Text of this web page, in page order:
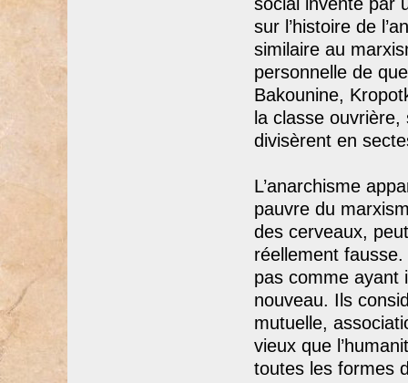
sur l’histoire de
similaire au
personnelle de
Bakounine,
la classe ouvrière,
divisèrent en
L’anarchisme
pauvre du
des cerveaux,
réellement
pas comme ayant
nouveau. Ils
mutuelle,
vieux que
toutes les formes